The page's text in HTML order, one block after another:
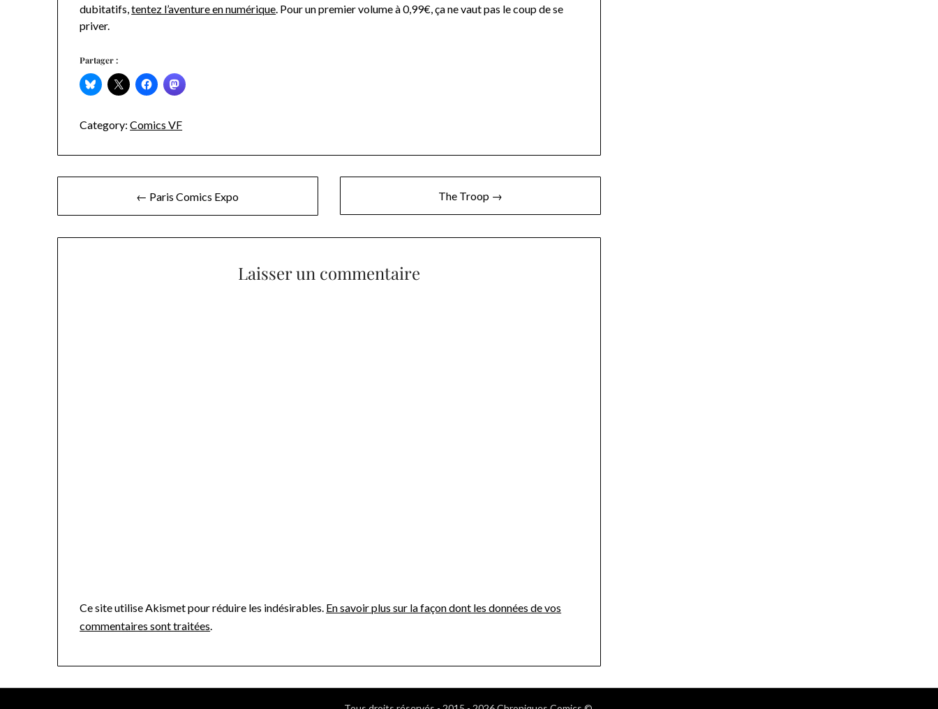
dubitatifs,tentez l’aventure en numérique. Pour un premier volume à 0,99€, ça ne vaut pas le coup de se
priver.
Partager :
Category: Comics VF
de
l’article
← Paris Comics Expo The Troop →
Laisser un commentaire
Ce site utilise Akismet pour réduire les indésirables. En savoir plus sur la façon dont les données de vos
commentaires sont traitées.